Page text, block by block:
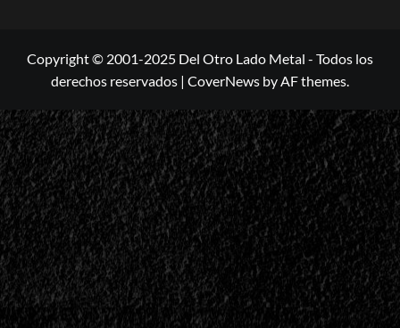
Copyright © 2001-2025 Del Otro Lado Metal - Todos los
derechos reservados | CoverNews by AF themes.